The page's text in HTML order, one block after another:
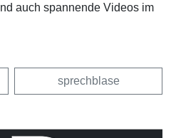
auch spannende Videos im
sprechblase